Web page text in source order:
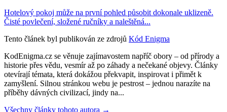
Hotelový pokoj může na první pohled působit dokonale uklizeně.
Čisté povlečení, složené ručníky a naleštěná...
Tento článek byl publikován ze zdrojů Kód Enigma
KodEnigma.cz se věnuje zajímavostem napříč obory – od přírody a
historie přes vědu, vesmír až po záhady a nečekané objevy. Články
otevírají témata, která dokážou překvapit, inspirovat i přimět k
zamyšlení. Silnou stránkou webu je pestrost – jednou narazíte na
příběhy dávných civilizací, jindy na...
Všechny články tohoto autora →